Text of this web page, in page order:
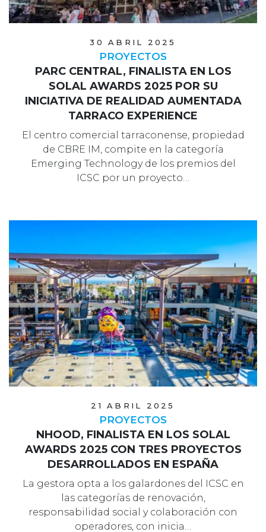
30 ABRIL 2025
PROYECTOS
PARC CENTRAL, FINALISTA EN LOS
SOLAL AWARDS 2025 POR SU
INICIATIVA DE REALIDAD AUMENTADA
TARRACO EXPERIENCE
El centro comercial tarraconense, propiedad
de CBRE IM, compite en la categoría
Emerging Technology de los premios del
ICSC por un proyecto…
21 ABRIL 2025
PROYECTOS
NHOOD, FINALISTA EN LOS SOLAL
AWARDS 2025 CON TRES PROYECTOS
DESARROLLADOS EN ESPAÑA
La gestora opta a los galardones del ICSC en
las categorías de renovación,
responsabilidad social y colaboración con
operadores, con inicia…